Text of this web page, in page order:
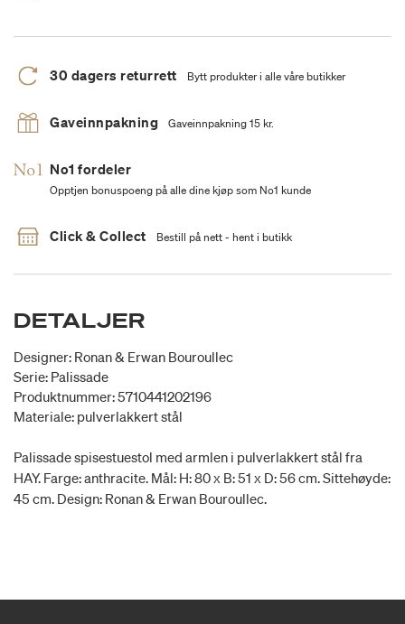
30 dagers returrett Bytt produkter i alle våre butikker
Gaveinnpakning Gaveinnpakning 15 kr.
No1 fordeler
Opptjen bonuspoeng på alle dine kjøp som No1 kunde
Click & Collect Bestill på nett - hent i butikk
DETALJER
Designer: Ronan & Erwan Bouroullec
Serie: Palissade
Produktnummer: 5710441202196
Materiale: pulverlakkert stål
Palissade spisestuestol med armlen i pulverlakkert stål fra
HAY. Farge: anthracite. Mål: H: 80 x B: 51 x D: 56 cm. Sittehøyde:
45 cm. Design: Ronan & Erwan Bouroullec.